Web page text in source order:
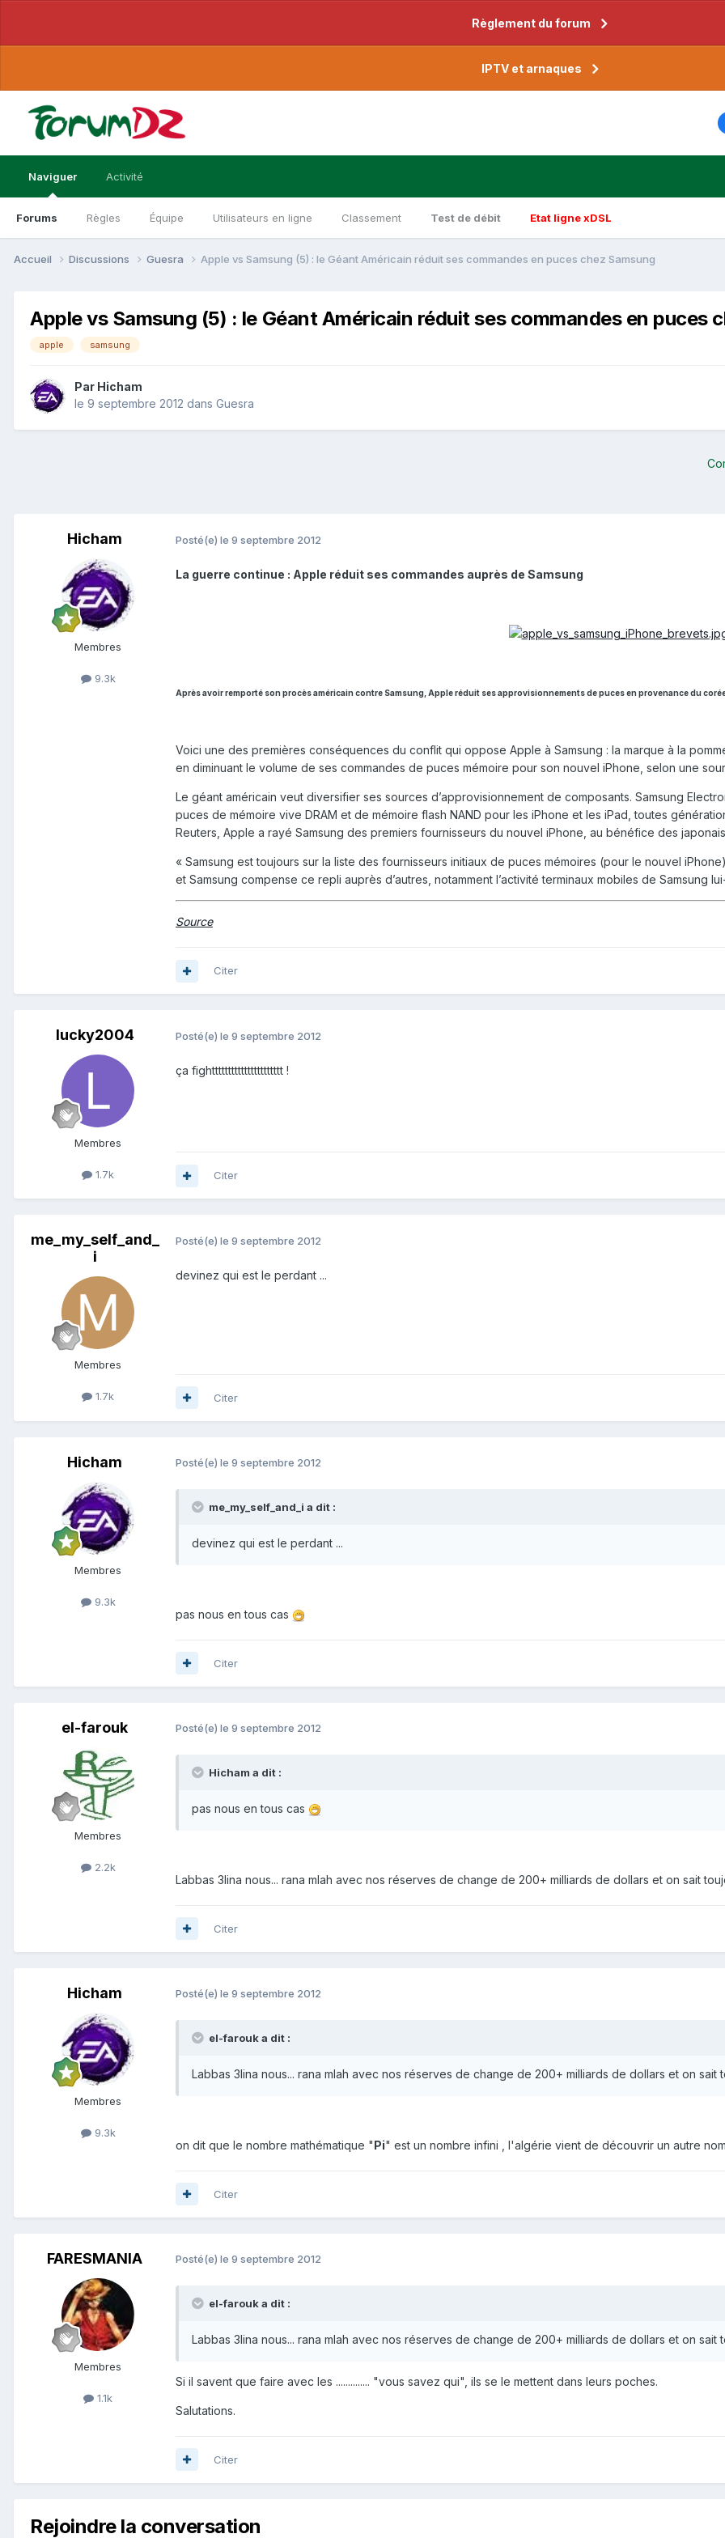
Règlement du forum
IPTV et arnaques
Naviguer
Forums Règles Équipe Utilisateurs en ligne Classement Test de débit Etat ligne xDSL
Activité
Accueil Discussions Guesra Apple vs Samsung (5) : le Géant Américain réduit ses commandes en puces chez Samsung
Apple vs Samsung (5) : le Géant Américain réduit ses commandes en puces
apple samsung
Par Hicham
le 9 septembre 2012 dans Guesra
Hicham
Membres
9.3k
Posté(e) le 9 septembre 2012
La guerre continue : Apple réduit ses commandes auprès de Samsung
Après avoir remporté son procès américain contre Samsung, Apple réduit ses approvisionnements de puces en provenance du
Voici une des premières conséquences du conflit qui oppose Apple à Samsung : la marque à la
en diminuant le volume de ses commandes de puces mémoire pour son nouvel iPhone, selon une
Le géant américain veut diversifier ses sources d’approvisionnement de composants. Samsung
puces de mémoire vive DRAM et de mémoire flash NAND pour les iPhone et les iPad, toutes
Reuters, Apple a rayé Samsung des premiers fournisseurs du nouvel iPhone, au bénéfice des
« Samsung est toujours sur la liste des fournisseurs initiaux de puces mémoires (pour le nouvel
et Samsung compense ce repli auprès d’autres, notamment l’activité terminaux mobiles de Samsung
Source
Citer
lucky2004
Membres
1.7k
Posté(e) le 9 septembre 2012
ça fightttttttttttttttttttttt !
Citer
me_my_self_and_
i
Membres
1.7k
Posté(e) le 9 septembre 2012
devinez qui est le perdant ...
Citer
Hicham
Membres
9.3k
Posté(e) le 9 septembre 2012
me_my_self_and_i a dit :
devinez qui est le perdant ...
pas nous en tous cas
Citer
el-farouk
Membres
2.2k
Posté(e) le 9 septembre 2012
Hicham a dit :
pas nous en tous cas
Labbas 3lina nous... rana mlah avec nos réserves de change de 200+ milliards de dollars et on sait
Citer
Hicham
Membres
9.3k
Posté(e) le 9 septembre 2012
el-farouk a dit :
Labbas 3lina nous... rana mlah avec nos réserves de change de 200+ milliards de dollars et on
on dit que le nombre mathématique "Pi" est un nombre infini , l'algérie vient de découvrir un autre
Citer
FARESMANIA
Membres
1.1k
Posté(e) le 9 septembre 2012
el-farouk a dit :
Labbas 3lina nous... rana mlah avec nos réserves de change de 200+ milliards de dollars et on
Si il savent que faire avec les .............. "vous savez qui", ils se le mettent dans leurs poches.
Salutations.
Citer
Rejoindre la conversation